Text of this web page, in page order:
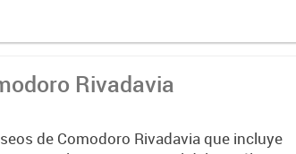
Rivadavia
de Comodoro Rivadavia que incluye